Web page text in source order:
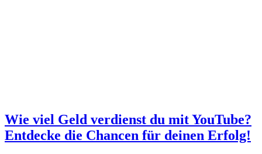
Wie viel Geld verdienst du mit YouTube?
Entdecke die Chancen für deinen Erfolg!